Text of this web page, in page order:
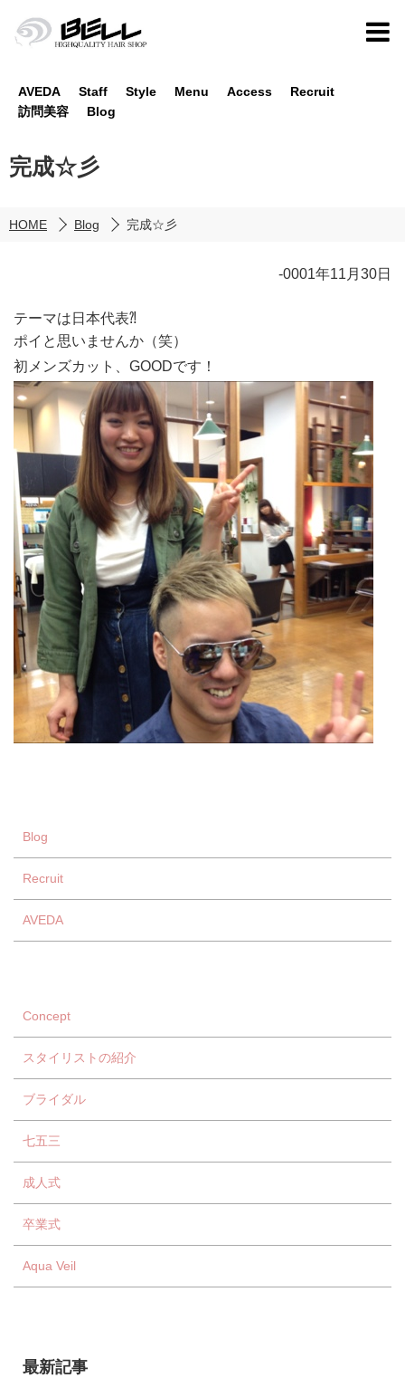
AVEDA Staff Style Menu Access
Recruit
訪問美容
Blog
完成☆彡
HOME Blog 完成☆彡
-0001年11月30日
テーマは日本代表⁈
ポイと思いませんか（笑）
初メンズカット、GOODです！
Blog
Recruit
AVEDA
Concept
スタイリストの紹介
ブライダル
七五三
成人式
卒業式
Aqua Veil
最新記事